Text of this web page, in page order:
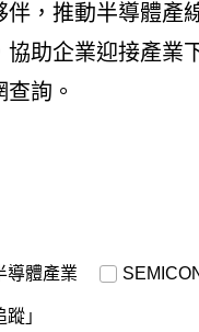
，推動半導體產
協助企業迎接產業
查詢。
導體產業
」